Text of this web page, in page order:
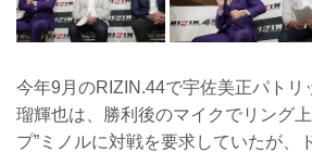
今年9月のRIZIN.44で宇佐美正パトリ
瑠輝也は、勝利後のマイクでリング
プ”ミノルに対戦を要求していたが、